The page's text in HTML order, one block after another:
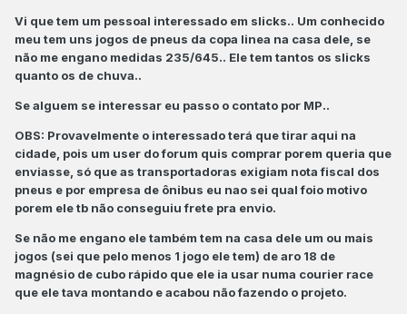
Vi que tem um pessoal interessado em slicks.. Um conhecido
meu tem uns jogos de pneus da copa linea na casa dele, se
não me engano medidas 235/645.. Ele tem tantos os slicks
quanto os de chuva..
Se alguem se interessar eu passo o contato por MP..
OBS: Provavelmente o interessado terá que tirar aqui na
cidade, pois um user do forum quis comprar porem queria que
enviasse, só que as transportadoras exigiam nota fiscal dos
pneus e por empresa de ônibus eu nao sei qual foio motivo
porem ele tb não conseguiu frete pra envio.
Se não me engano ele também tem na casa dele um ou mais
jogos (sei que pelo menos 1 jogo ele tem) de aro 18 de
magnésio de cubo rápido que ele ia usar numa courier race
que ele tava montando e acabou não fazendo o projeto.